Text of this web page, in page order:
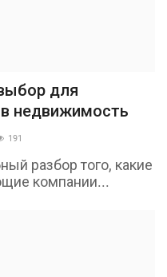
для
недвижимость
191
разбор того, какие
компании...